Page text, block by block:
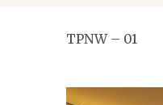
TPNW – 01